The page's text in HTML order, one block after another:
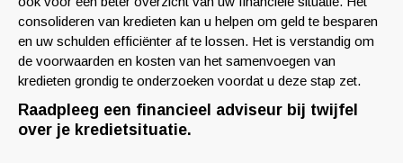
consolideren van kredieten kan u helpen om geld te besparen
en uw schulden efficiënter af te lossen. Het is verstandig om
de voorwaarden en kosten van het samenvoegen van
kredieten grondig te onderzoeken voordat u deze stap zet.
Raadpleeg een financieel adviseur bij twijfel
over je kredietsituatie.